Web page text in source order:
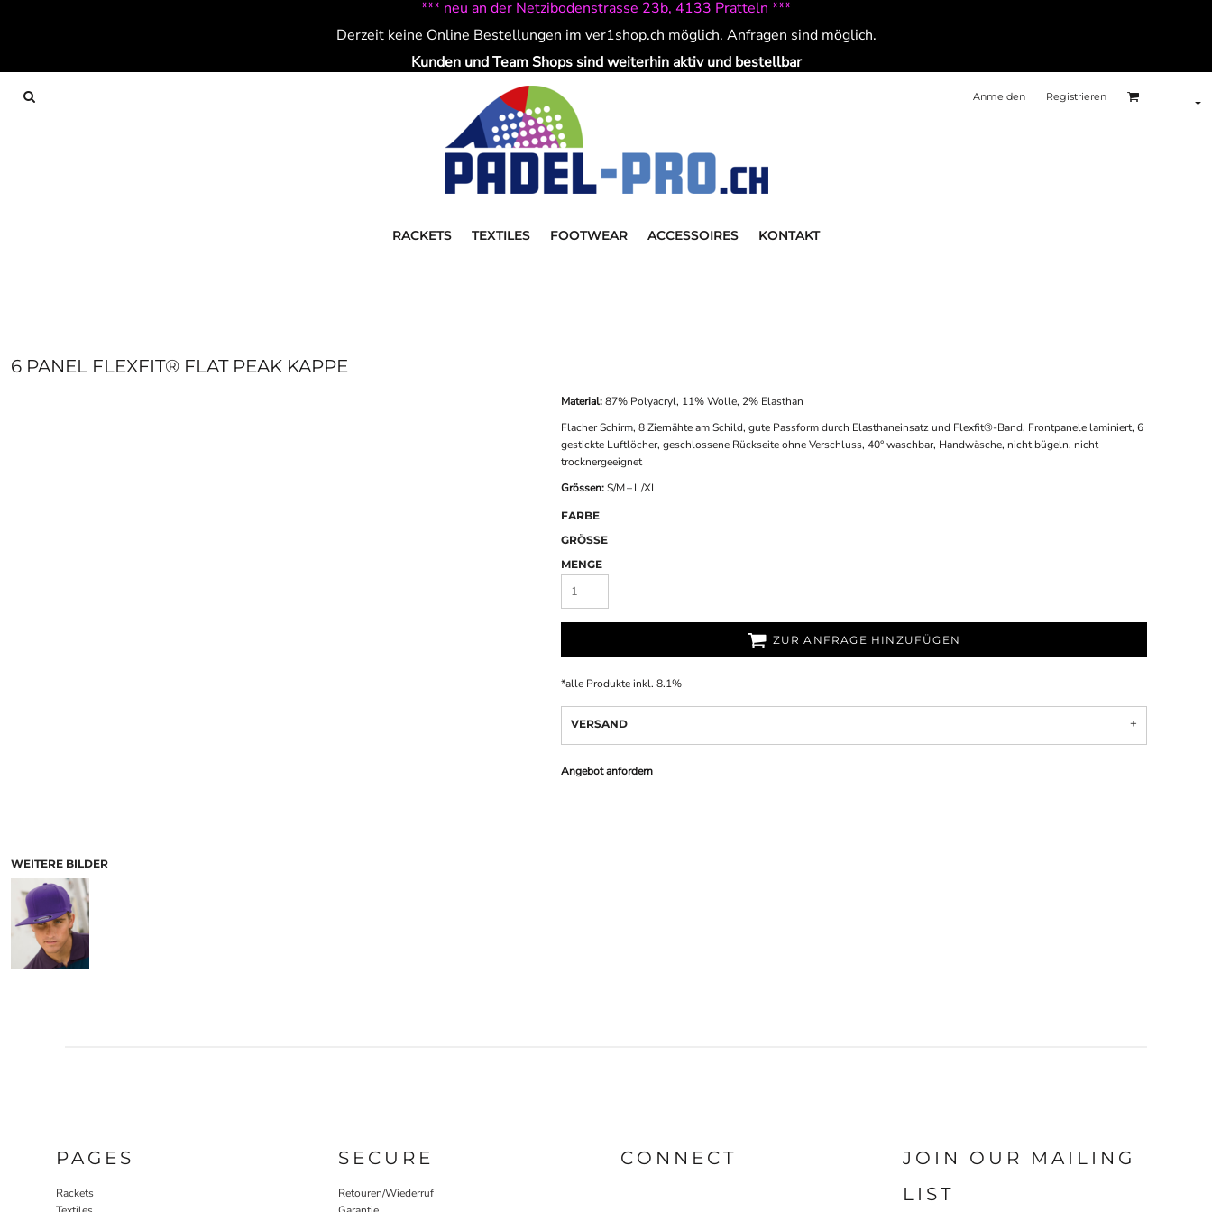
*** neu an der Netzibodenstrasse 23b, 4133 Pratteln ***
Derzeit keine Online Bestellungen im ver1shop.ch möglich. Anfragen sind möglich.
Kunden und Team Shops sind weiterhin aktiv und bestellbar
Anmelden Registrieren
RACKETS TEXTILES FOOTWEAR ACCESSOIRES KONTAKT
6 PANEL FLEXFIT® FLAT PEAK KAPPE
WEITERE BILDER
Material:87% Polyacryl, 11% Wolle, 2% Elasthan
Flacher Schirm, 8 Ziernähte am Schild, gute Passform durch Elasthaneinsatz und Flexfit®-Band, Frontpanele laminiert, 6
gestickte Luftlöcher, geschlossene Rückseite ohne Verschluss, 40° waschbar, Handwäsche, nicht bügeln, nicht
trocknergeeignet
Grössen:S/M – L/XL
FARBE
GRÖSSE
MENGE
ZUR ANFRAGE HINZUFÜGEN
*alle Produkte inkl. 8.1%
VERSAND
Angebot anfordern
PAGES
Rackets
SECURE
Retouren/Wiederruf
CONNECT
JOIN OUR MAILING
LIST
FOOTWEAR